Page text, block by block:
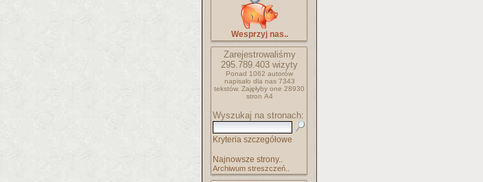
Wesprzyj nas..
Zarejestrowaliśmy
295.789.403 wizyty
Ponad 1062 autorów
napisało dla nas 7343
tekstów. Zajęłyby one 28930
stron A4
Wyszukaj na stronach:
Kryteria szczegółowe
Najnowsze strony..
Archiwum streszczeń..